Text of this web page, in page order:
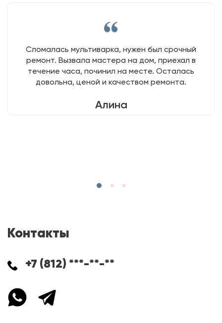
Сломалась мультиварка, нужен был срочный
ремонт. Вызвала мастера на дом, приехал в
течение часа, починил на месте. Осталась
довольна, ценой и качеством ремонта.
Алина
Контакты
+7 (812) ***-**-**